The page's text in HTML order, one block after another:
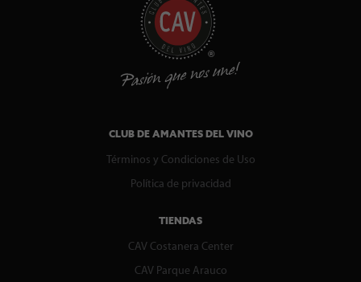
CLUB DE AMANTES DEL VINO
Términos y Condiciones de Uso
Política de privacidad
TIENDAS
CAV Costanera Center
CAV Parque Arauco